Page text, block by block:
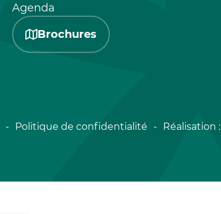
Agenda
Brochures
Politique de confidentialité Réalisation :